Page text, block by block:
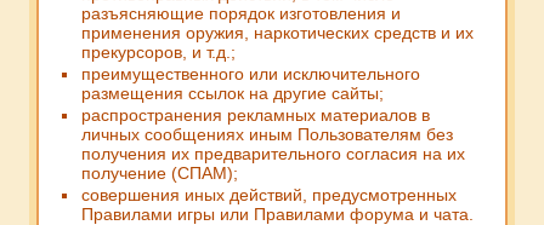
разъясняющие порядок изготовления и
применения оружия, наркотических средств и их
прекурсоров, и т.д.;
преимущественного или исключительного
размещения ссылок на другие сайты;
распространения рекламных материалов в
личных сообщениях иным Пользователям без
получения их предварительного согласия на их
получение (СПАМ);
совершения иных действий, предусмотренных
Правилами игры или Правилами форума и чата.